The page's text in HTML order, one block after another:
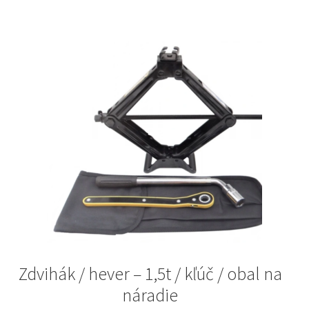
Zdvihák / hever – 1,5t / kľúč / obal na
náradie